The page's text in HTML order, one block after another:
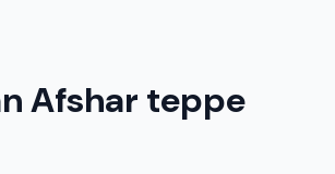
Afshar teppe